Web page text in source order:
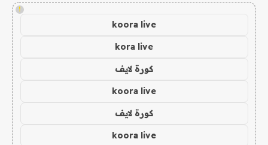
!
koora live
kora live
كورة لايف
koora live
كورة لايف
koora live